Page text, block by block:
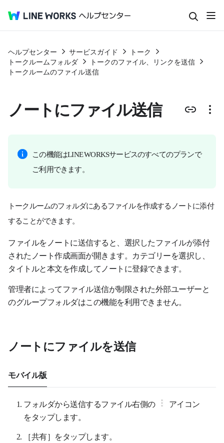
ヘルプセンター サービスガイド
トーク
トークルームフォルダ
トークのファイル、リンクを送信
トークルームのファイル送信
ノートにファイル送信
この機能はLINE WORKSサービスのすべてのプランで
ご利用できます。
トークルームのフォルダにあるファイルを作成するノートに添付
することができます。
ファイルをノートに送信すると、選択したファイルが添付
されたノート作成画面が開きます。カテゴリーを選択し、
タイトルと本文を作成してノートに登録できます。
管理者によってファイル送信が制限された外部ユーザーと
のグループフォルダはこの機能を利用できません。
ノートにファイルを送信
モバイル版
フォルダから送信するファイル右側の
アイコン
をタップします。
［共有］をタップします。